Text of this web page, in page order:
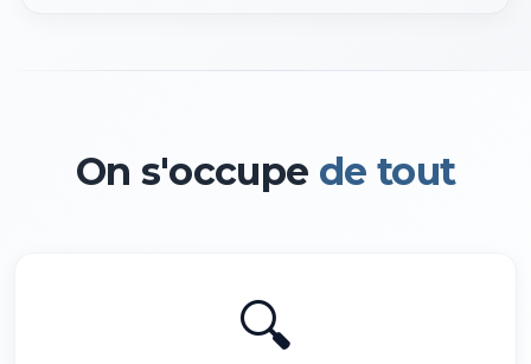
On s'occupe de tout
🔍